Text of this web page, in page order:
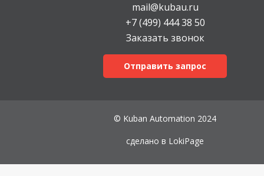
mail@kubau.ru
+7 (499) 444 38 50
Заказать звонок
Отправить запрос
© Kuban Automation 2024
сделано в LokiPage